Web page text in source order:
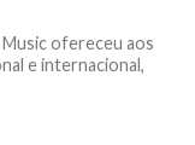
ofereceu aos
e internacional,